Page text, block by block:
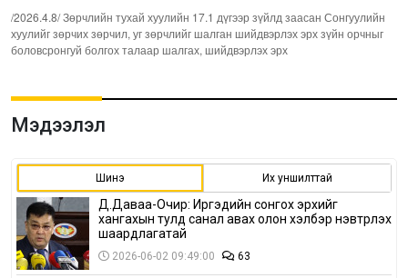
/2026.4.8/ Зөрчлийн тухай хуулийн 17.1 дүгээр зүйлд заасан Сонгуулийн
хуулийг зөрчих зөрчил, уг зөрчлийг шалган шийдвэрлэх эрх зүйн орчныг
боловсронгуй болгох талаар шалгах, шийдвэрлэх эрх
Мэдээлэл
Шинэ Их уншилттай
Д.Даваа-Очир: Иргэдийн сонгох эрхийг
хангахын тулд санал авах олон хэлбэр нэвтрүүлэх
шаардлагатай
2026-06-02 09:49:00 63